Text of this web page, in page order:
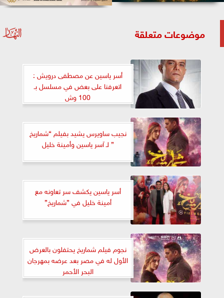
موضوعات متعلقة
أسر ياسين عن مصطفى درويش :
اتعرفنا على بعض في مسلسل بـ
100 وش
نجيب ساويرس يشيد بفيلم “شماريخ
” لـ آسر ياسين وأمينة خليل
أسر ياسين يكشف سر تعاونه مع
أمينة خليل في ”شماريخ”
نجوم فيلم شماريخ يحتفلون بالعرض
الأول له في مصر بعد عرضه بمهرجان
البحر الأحمر